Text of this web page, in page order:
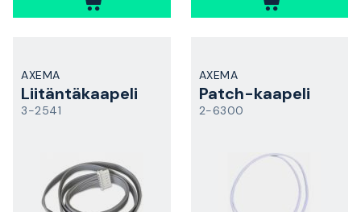
AXEMA
Liitäntäkaapeli
3-2541
AXEMA
Patch-kaapeli
2-6300